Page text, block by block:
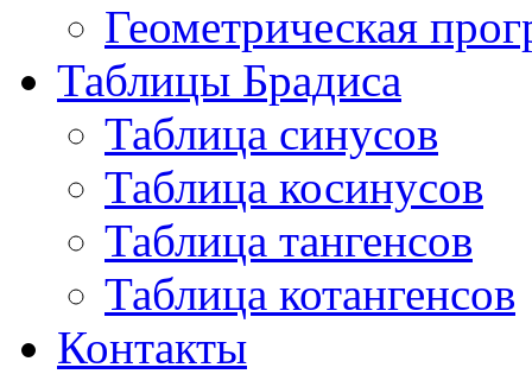
Геометрическая
Таблицы Брадиса
Таблица синусов
Таблица косинусов
Таблица тангенсов
Таблица котангенсов
Контакты